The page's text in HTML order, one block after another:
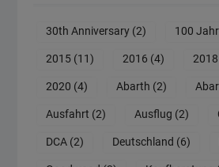
30th Anniversary(2) 100
2015(11) 2016 (4) 2018
2020 (4) Abarth (2)
Ausfahrt (2) Ausflug (2)
DCA(2) Deutschland (6)